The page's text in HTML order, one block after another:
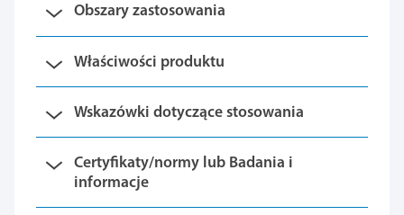
Obszary zastosowania
Właściwości produktu
Wskazówki dotyczące stosowania
Certyfikaty/normy lub Badania i
informacje